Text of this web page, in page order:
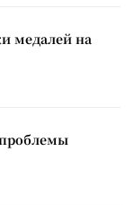
медалей на